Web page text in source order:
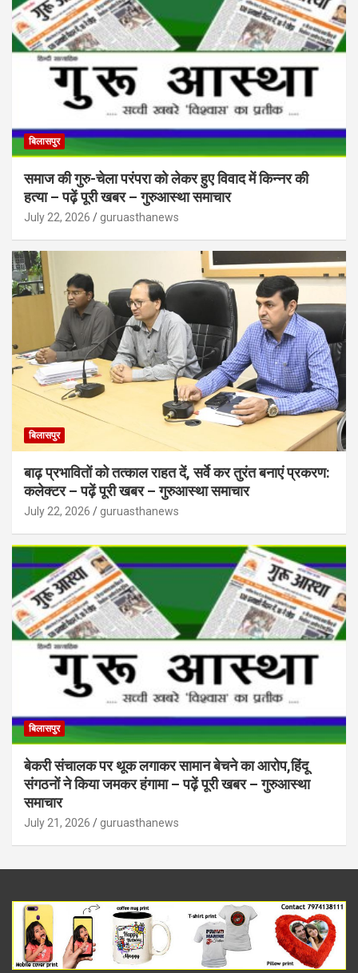
बिलासपुर
समाज की गुरु-चेला परंपरा को लेकर हुए विवाद में किन्नर की
हत्या – पढ़ें पूरी खबर – गुरुआस्था समाचार
July 22, 2026 guruasthanews
बिलासपुर
बाढ़ प्रभावितों को तत्काल राहत दें, सर्वे कर तुरंत बनाएं प्रकरण:
कलेक्टर – पढ़ें पूरी खबर – गुरुआस्था समाचार
July 22, 2026 guruasthanews
बिलासपुर
बेकरी संचालक पर थूक लगाकर सामान बेचने का आरोप,हिंदू
संगठनों ने किया जमकर हंगामा – पढ़ें पूरी खबर – गुरुआस्था
समाचार
July 21, 2026 guruasthanews